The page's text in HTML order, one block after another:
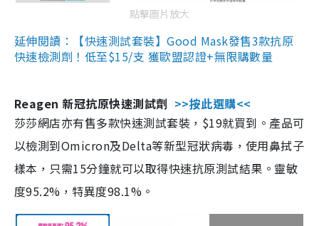
點擊圖片放大
延伸閱讀：【快速測試套裝】Good Mask發售3款抗原
快速檢測劑！低至$15/支 獲歐盟認證+無限購數量
Reagen 新冠抗原快速測試劑 >>按此選購<<
莎莎網店亦有售多款快速測試套裝，$19就買到。產品可
以檢測到Omicron及Delta等新型冠狀病毒，使用鼻拭子
樣本，只需15分鐘就可以取得快速抗原測試結果。靈敏
度95.2%，特異度98.1%。